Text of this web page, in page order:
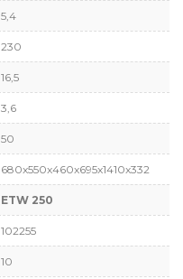
5,4
230
16,5
3,6
50
680x550x460x695x1410x332
ETW 250
102255
10